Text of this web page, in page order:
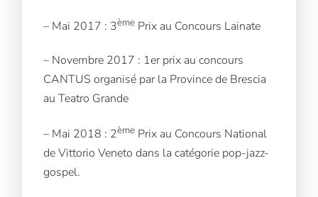
– Mai 2017 : 3ème Prix au Concours Lainate
– Novembre 2017 : 1er prix au concours
CANTUS organisé par la Province de Brescia
au Teatro Grande
– Mai 2018 : 2ème Prix au Concours National
de Vittorio Veneto dans la catégorie pop-jazz-
gospel.